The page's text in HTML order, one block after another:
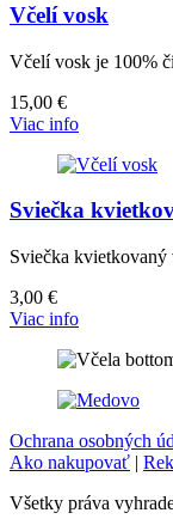
Včelí vosk
Včelí vosk je 100%
15,00 €
Viac info
Sviečka
Sviečka kvietkovaný
3,00 €
Viac info
Ochrana osobných
Ako nakupovať |
Všetky práva